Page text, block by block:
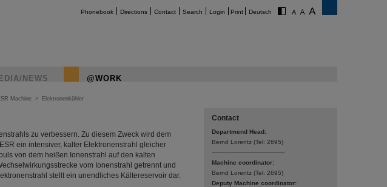
Phonebook Directions Contact Search Login Print Deutsch
NEWS @WORK
Machine > Elektronenkühler
zu verbessern. Zu diesem Zweck wird dem
ein intensiver, kalter Elektronenstrahl gleicher
von dem heißen Ionenstrahl auf den kalten
vom Ionenstrahl getrennt und
stellt ein unendliches Kältereservoir dar.
Contact
Departmend Head:
Bernd Lorentz (Tel: 2695)
----------------------------------------
Machine coordinator:
Bernd Lorentz (Tel: 2695)
Deputy Machine coordinator: